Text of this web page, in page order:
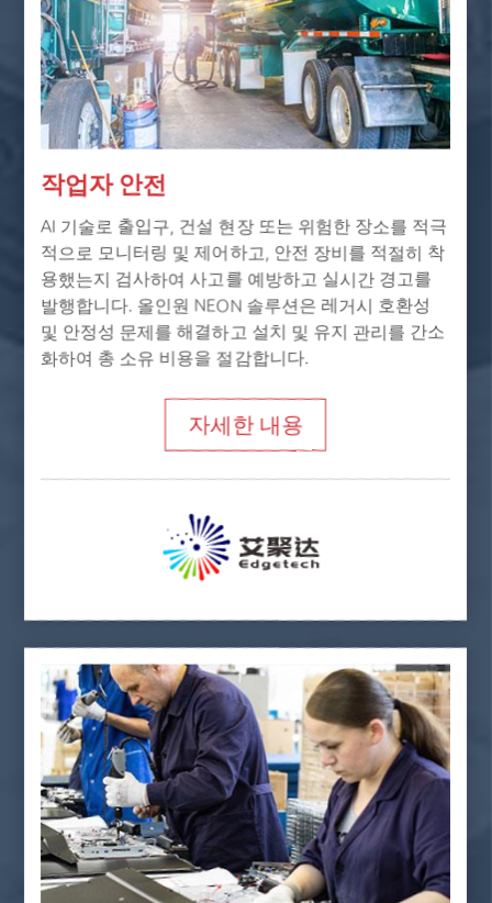
작업자 안전
AI 기술로 출입구, 건설 현장 또는 위험한 장소를 적극
적으로 모니터링 및 제어하고, 안전 장비를 적절히 착
용했는지 검사하여 사고를 예방하고 실시간 경고를
발행합니다. 올인원 NEON 솔루션은 레거시 호환성
및 안정성 문제를 해결하고 설치 및 유지 관리를 간소
화하여 총 소유 비용을 절감합니다.
자세한 내용